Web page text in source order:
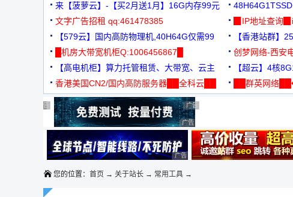
来【菠萝云】-【买2月送1月】16G内存99元
3000+可免费
文字广告招租 qq:461478385
▉IP地址查询
【579云】国内高防物理机,40H64G仅需99
元
【香港站群】
█机房大带宽机柜Q:1006456867█
创梦网络-西安
88元/月
【高电机柜】算力托管租赁、大带宽、云主
机
【超云】4核
香港美国CN2/国内高防服务器██全科云██
██群英网络
广告 商业广告，理性选择
广告 商业广告，理性选择
广告 商业广告，理性选择
广告 商业广告，理性选择
广告 商业广告，理性选择
广告 商业广告，理性选择
广告 商业广告，理性选择
您的位置： 首页 → 关于站长 → 常用工具 →